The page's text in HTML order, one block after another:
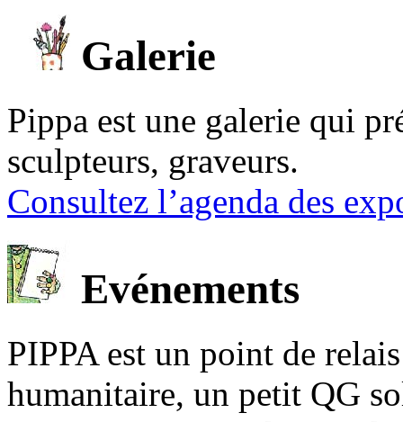
Galerie
Pippa est une galerie qui
sculpteurs, graveurs.
Consultez l’agenda des
Evénements
PIPPA est un point de
humanitaire, un petit QG